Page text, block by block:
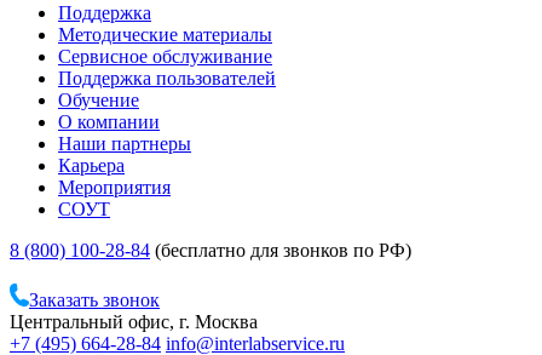
Поддержка
Методические материалы
Сервисное обслуживание
Поддержка пользователей
Обучение
О компании
Наши партнеры
Карьера
Мероприятия
СОУТ
8 (800) 100-28-84 (бесплатно для звонков по РФ)
Заказать звонок
Центральный офис, г. Москва
+7 (495) 664-28-84 info@interlabservice.ru